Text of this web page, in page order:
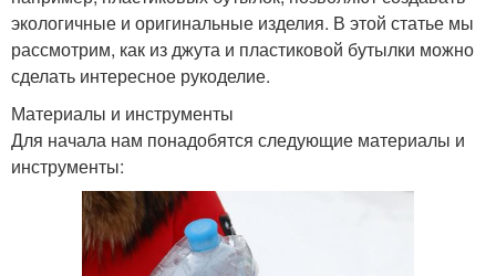
экологичные и оригинальные изделия. В этой статье мы
рассмотрим, как из джута и пластиковой бутылки можно
сделать интересное рукоделие.
Материалы и инструменты
Для начала нам понадобятся следующие материалы и
инструменты: